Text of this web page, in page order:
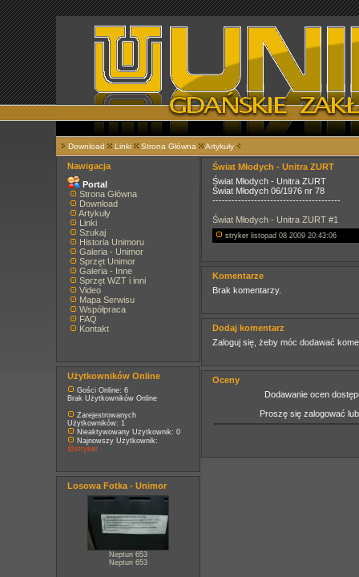
Download Linki Strona Główna Artykuły
Nawigacja
Portal
Strona Główna
Download
Artykuły
Linki
Szukaj
Historia Unimoru
Galeria - Unimor
Sprzęt Unimor
Galeria - Inne
Sprzęt WZT i inni
Video
Mapa Serwisu
Współpraca
FAQ
Kontakt
Użytkowników Online
Gości Online: 6
Brak Użytkowników Online
Zarejestrowanych
Użytkowników: 1
Nieaktywowany Użytkownik: 0
Najnowszy Użytkownik:
@stryker
Losowa Fotka - Unimor
Neptun 653
Neptun 653
Świat Młodych - Unitra ZURT
Świat Młodych - Unitra ZURT
Świat Młodych 06/1976 nr 78
----------------------------------------
Świat Młodych - Unitra ZURT #1
stryker listopad 08 2009 20:43:06
Komentarze
Brak komentarzy.
Dodaj komentarz
Zaloguj się, żeby móc dodawać
Oceny
Dodawanie ocen
Proszę się zalogować